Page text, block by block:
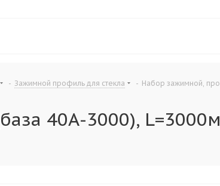
- Зажимной профиль для стекла - Набор зажимной,
40А-3000),